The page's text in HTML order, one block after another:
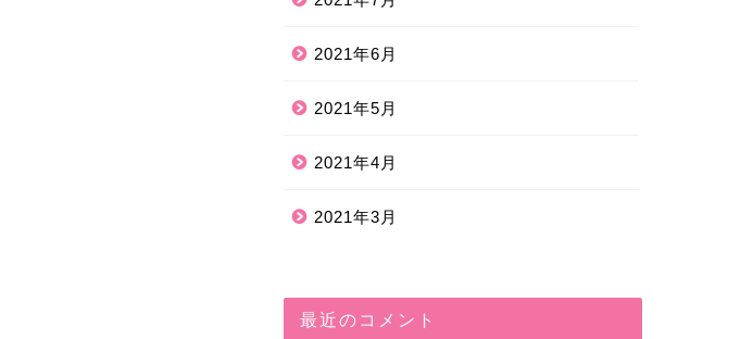
2021年6月
2021年5月
2021年4月
2021年3月
最近のコメント